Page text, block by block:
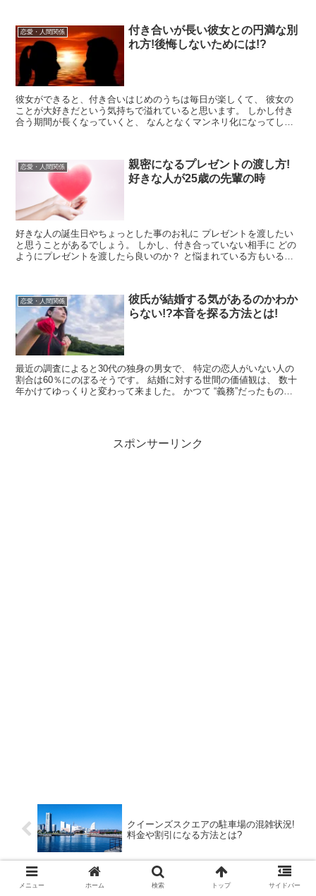
恋愛・人間関係
付き合いが長い彼女との円満な別
れ方!後悔しないためには!?
彼女ができると、付き合いはじめのうちは毎日が楽しくて、 彼女の
ことが大好きだという気持ちで溢れていると思います。 しかし付き
合う期間が長くなっていくと、 なんとなくマンネリ化になってしま
恋愛・人間関係
親密になるプレゼントの渡し方!
好きな人が25歳の先輩の時
好きな人の誕生日やちょっとした事のお礼に プレゼントを渡したい
と思うことがあるでしょう。 しかし、付き合っていない相手に どの
ようにプレゼントを渡したら良いのか？ と悩まれている方もいるの
恋愛・人間関係
彼氏が結婚する気があるのかわか
らない!?本音を探る方法とは!
最近の調査によると30代の独身の男女で、 特定の恋人がいない人の
割合は60％にのぼるそうです。 結婚に対する世間の価値観は、 数十
年かけてゆっくりと変わって来ました。 かつて “義務”だったもの
スポンサーリンク
クイーンズスクエアの駐車場の混雑状況!
料金や割引になる方法とは?
今宿花火大会2022の穴場3選と出店情報!
メニュー ホーム 検索 トップ サイドバー